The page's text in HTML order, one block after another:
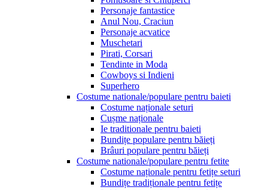
Personaje fantastice
Anul Nou, Craciun
Personaje acvatice
Muschetari
Pirati, Corsari
Tendinte in Moda
Cowboys si Indieni
Superhero
Costume nationale/populare pentru baieti
Costume naționale seturi
Cușme naționale
Ie traditionale pentru baieti
Bundițe populare pentru băieți
Brâuri populare pentru băieți
Costume nationale/populare pentru fetite
Costume naționale pentru fetițe seturi
Bundițe tradiționale pentru fetițe